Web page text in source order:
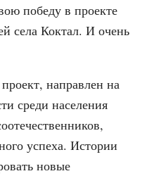
победу в проекте
села Коктал. И очень
направлен на
среди населения
успеха. Истории
новые